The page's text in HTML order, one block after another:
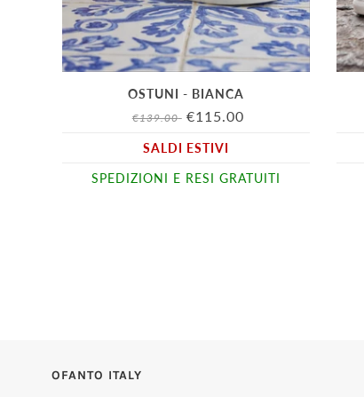
OSTUNI - BIANCA
€139.00 €115.00
SALDI ESTIVI
SPEDIZIONI E RESI GRATUITI
OFANTO ITALY